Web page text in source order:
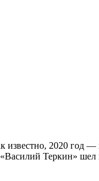
известно, 2020 год
Теркин» шел